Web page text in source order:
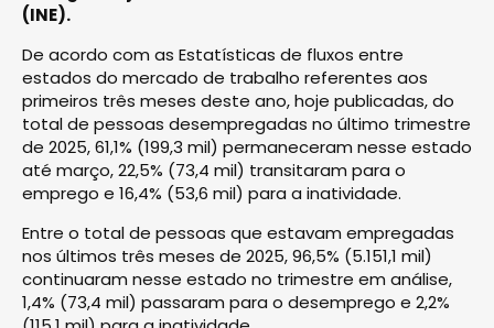
(INE).
De acordo com as Estatísticas de fluxos entre
estados do mercado de trabalho referentes aos
primeiros três meses deste ano, hoje publicadas, do
total de pessoas desempregadas no último trimestre
de 2025, 61,1% (199,3 mil) permaneceram nesse estado
até março, 22,5% (73,4 mil) transitaram para o
emprego e 16,4% (53,6 mil) para a inatividade.
Entre o total de pessoas que estavam empregadas
nos últimos três meses de 2025, 96,5% (5.151,1 mil)
continuaram nesse estado no trimestre em análise,
1,4% (73,4 mil) passaram para o desemprego e 2,2%